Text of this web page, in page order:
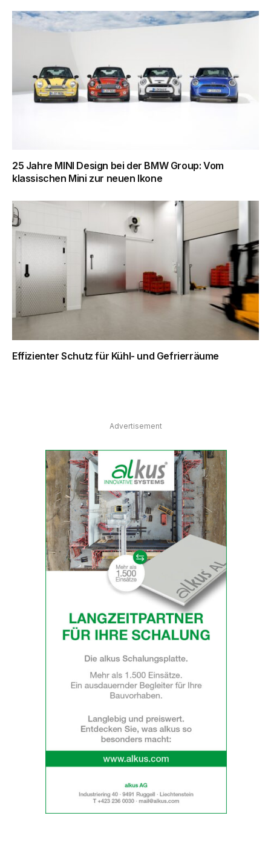
25 Jahre MINI Design bei der BMW Group: Vom
klassischen Mini zur neuen Ikone
Effizienter Schutz für Kühl- und Gefrierräume
Advertisement